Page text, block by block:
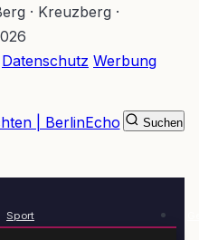
· Kreuzberg ·
Datenschutz Werbung
Sport
Suchen